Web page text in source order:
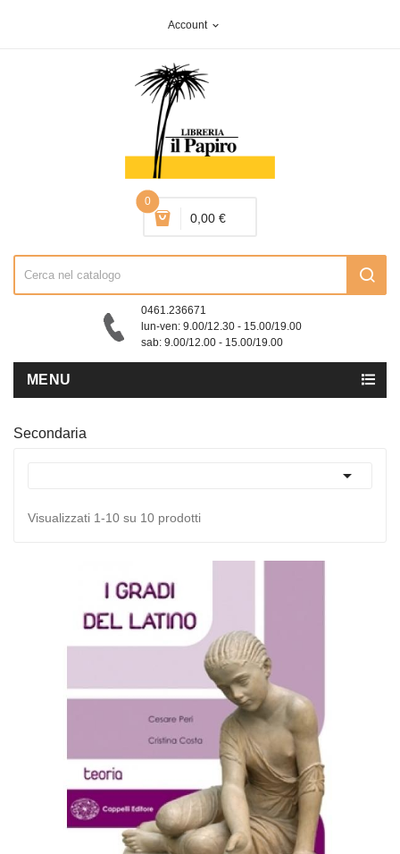
Account expand_more
0
0,00 €
0461.236671
lun-ven: 9.00/12.30 - 15.00/19.00
sab: 9.00/12.00 - 15.00/19.00
MENU
Secondaria

Visualizzati 1-10 su 10 prodotti